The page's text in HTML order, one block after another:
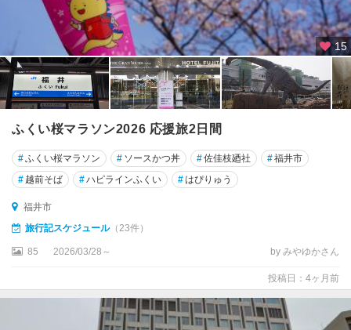
15
ふくい桜マラソン2026 応援旅2日間
#ふくい桜マラソン # ソースかつ丼 #佐佳枝廼社 #福井市
# 越前そば #ハピラインふくい #はぴりゅう
福井市
旅行記スケジュール（23件）
85 2026/03/28～ by みやゆかさん
投稿日：4ヶ月前